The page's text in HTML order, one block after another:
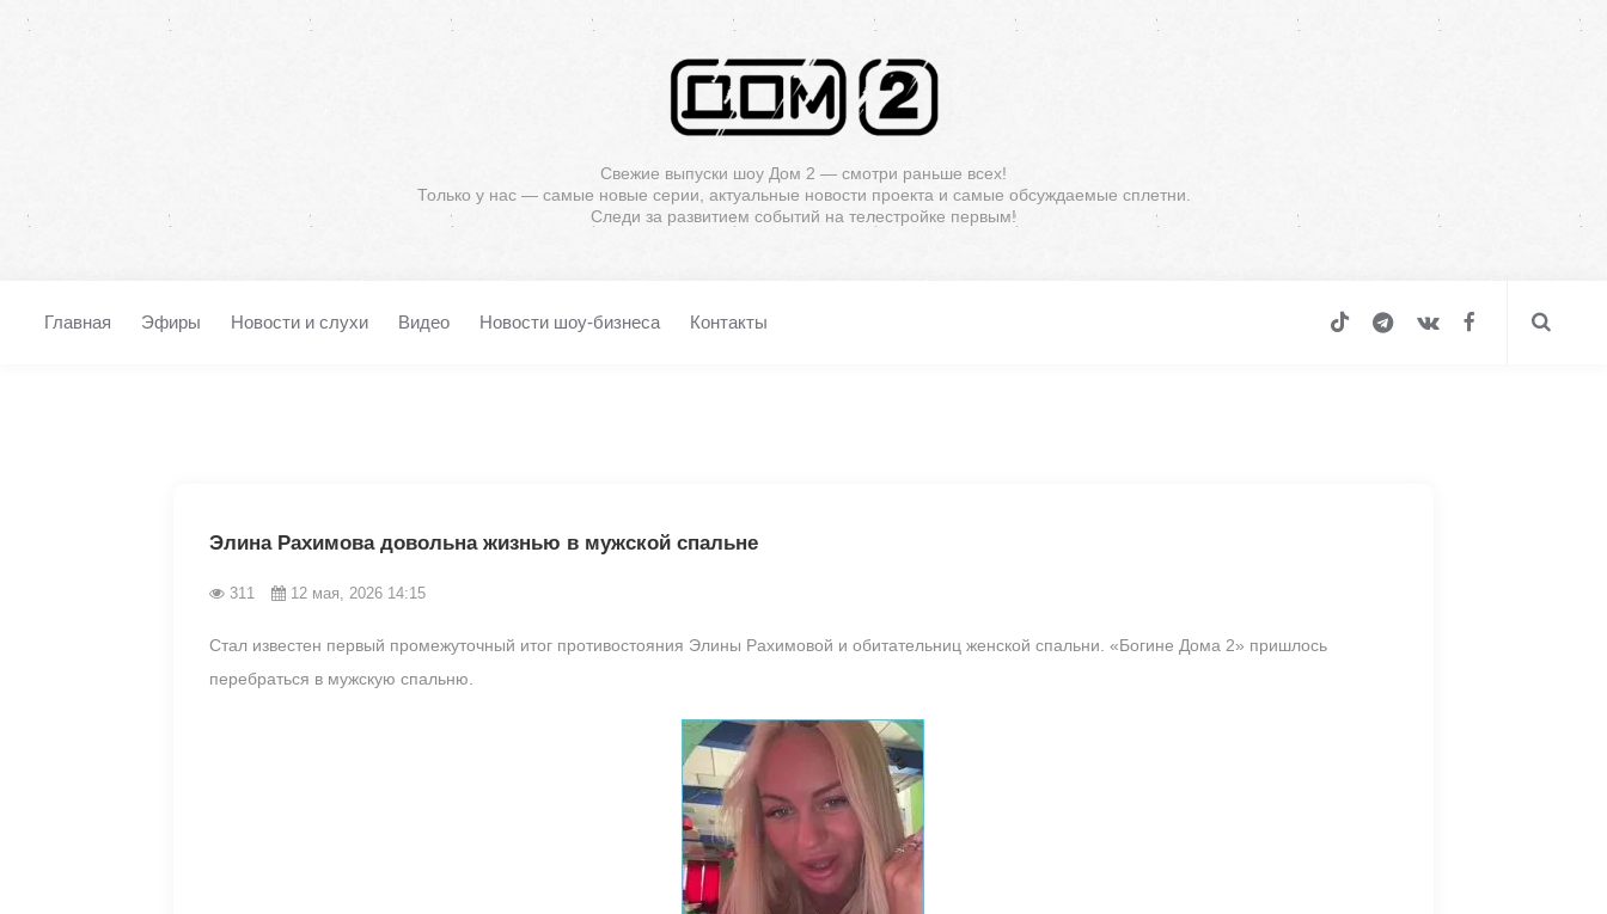
Свежие выпуски шоу Дом 2 — смотри раньше всех!
Только у нас — самые новые серии, актуальные новости проекта и самые обсуждаемые сплетни.
Следи за развитием событий на телестройке первым!
Главная Эфиры Новости и слухи Видео Новости шоу-бизнеса Контакты
Элина Рахимова довольна жизнью в мужской спальне
311 12 мая, 2026 14:15
Стал известен первый промежуточный итог противостояния Элины Рахимовой и обитательниц женской спальни. «Богине Дома 2» пришлось
перебраться в мужскую спальню.